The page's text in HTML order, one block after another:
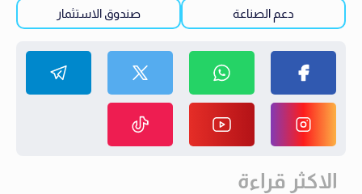
دعم الصناعة صندوق الاستثمار
الاكثر قراءة